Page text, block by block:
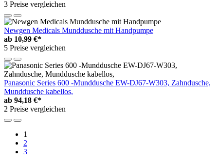
3 Preise vergleichen
Newgen Medicals Munddusche mit Handpumpe
ab 10,99 €*
5 Preise vergleichen
Panasonic Series 600 -Munddusche EW-DJ67-W303, Zahndusche,
Munddusche kabellos,
ab 94,18 €*
2 Preise vergleichen
1
2
3